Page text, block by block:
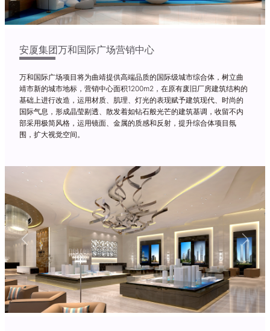
安厦集团万和国际广场营销中心
万和国际广场项目将为曲靖提供高端品质的国际级城市综合体，树立曲
靖市新的城市地标，营销中心面积1200m2，在原有废旧厂房建筑结构的
基础上进行改造，运用材质、肌理、灯光的表现赋予建筑现代、时尚的
国际气息，形成晶莹剔透、散发着如钻石般光芒的建筑基调，收留不内
部采用极简风格，运用镜面、金属的质感和反射，提升综合体项目氛
围，扩大视觉空间。
Previous Next